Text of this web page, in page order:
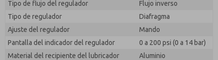
Tipo de flujo del regulador
Flujo inverso
Tipo de regulador
Diafragma
Ajuste del regulador
Mando
Pantalla del indicador del regulador
0 a 200 psi (0 a 14 bar)
Material del recipiente del lubricador
Aluminio